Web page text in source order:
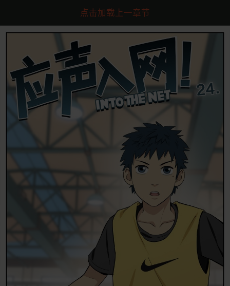
点击加载上一章节